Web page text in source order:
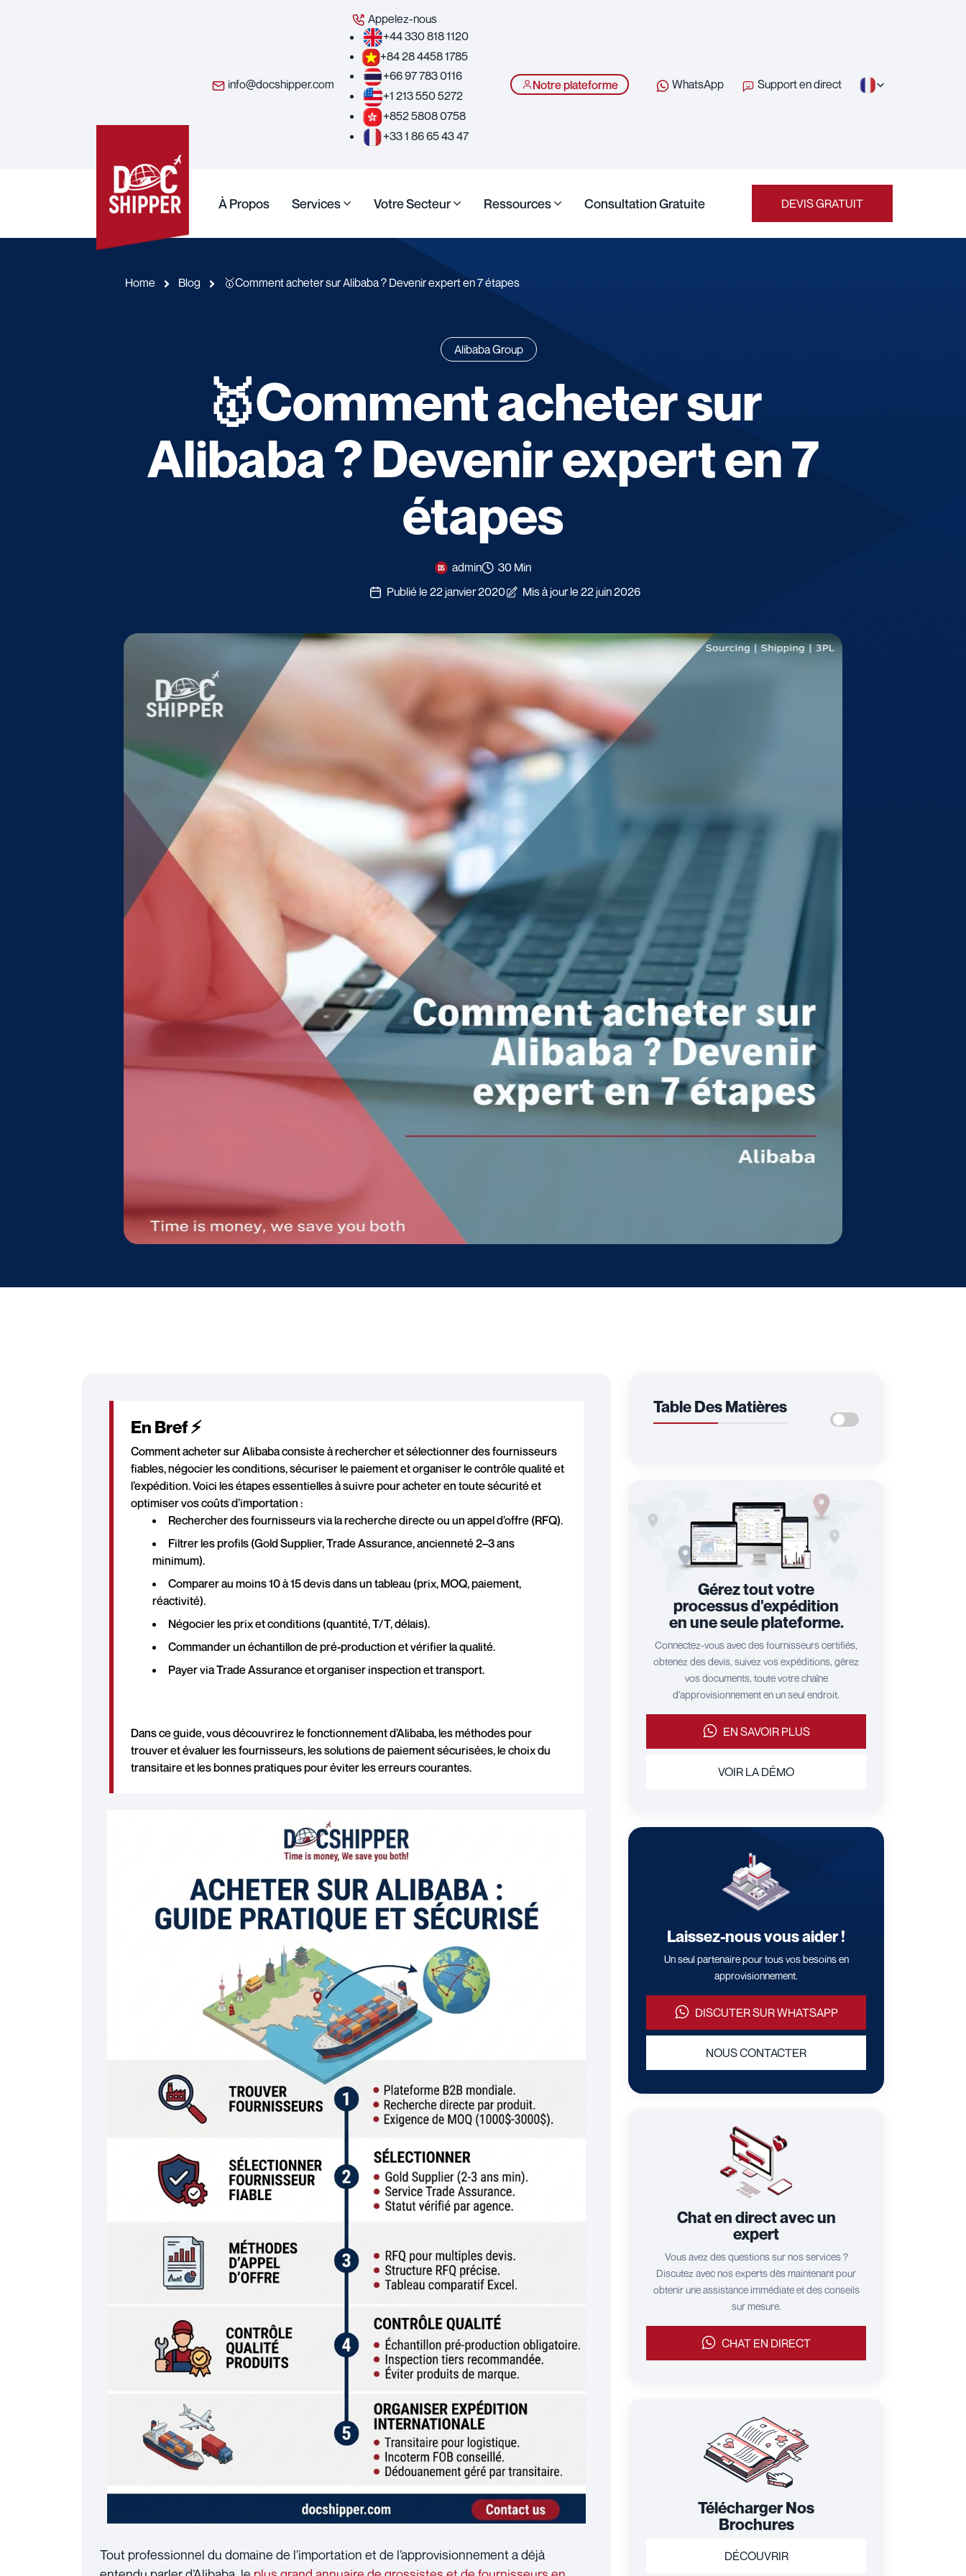
info@docshipper.com
Appelez-nous
+44 330 818 1120
+84 28 4458 1785
+66 97 783 0116
+1 213 550 5272
+852 5808 0758
+33 1 86 65 43 47
Notre plateforme WhatsApp Support en direct
À Propos Services Votre Secteur Ressources Consultation Gratuite DEVIS GRATUIT
Home Blog 🥇Comment acheter sur Alibaba ? Devenir expert en 7 étapes
Alibaba Group
🥇Comment acheter sur
Alibaba ? Devenir expert en 7
étapes
admin
30 Min
Publié le 22 janvier 2020
Mis à jour le 22 juin 2026
En Bref ⚡
Comment acheter sur Alibaba consiste à rechercher et sélectionner des fournisseurs
fiables, négocier les conditions, sécuriser le paiement et organiser le contrôle qualité et
l’expédition. Voici les étapes essentielles à suivre pour acheter en toute sécurité et
optimiser vos coûts d’importation :
Rechercher des fournisseurs via la recherche directe ou un appel d’offre (RFQ).
Filtrer les profils (Gold Supplier, Trade Assurance, ancienneté 2–3 ans
minimum).
Comparer au moins 10 à 15 devis dans un tableau (prix, MOQ, paiement,
réactivité).
Négocier les prix et conditions (quantité, T/T, délais).
Commander un échantillon de pré-production et vérifier la qualité.
Payer via Trade Assurance et organiser inspection et transport.
Dans ce guide, vous découvrirez le fonctionnement d’Alibaba, les méthodes pour
trouver et évaluer les fournisseurs, les solutions de paiement sécurisées, le choix du
transitaire et les bonnes pratiques pour éviter les erreurs courantes.
Tout professionnel du domaine de l’importation et de l’approvisionnement a déjà
Table Des Matières
Gérez tout votre
processus d'expédition
en une seule plateforme.
Connectez-vous avec des fournisseurs certifiés,
obtenez des devis, suivez vos expéditions, gérez
vos documents, toute votre chaîne
d'approvisionnement en un seul endroit.
EN SAVOIR PLUS
VOIR LA DÉMO
Laissez-nous vous aider !
Un seul partenaire pour tous vos besoins en
approvisionnement.
DISCUTER SUR WHATSAPP
NOUS CONTACTER
Chat en direct avec un
expert
Vous avez des questions sur nos services ?
Discutez avec nos experts dès maintenant pour
obtenir une assistance immédiate et des conseils
sur mesure.
CHAT EN DIRECT
Télécharger Nos
Brochures
DÉCOUVRIR